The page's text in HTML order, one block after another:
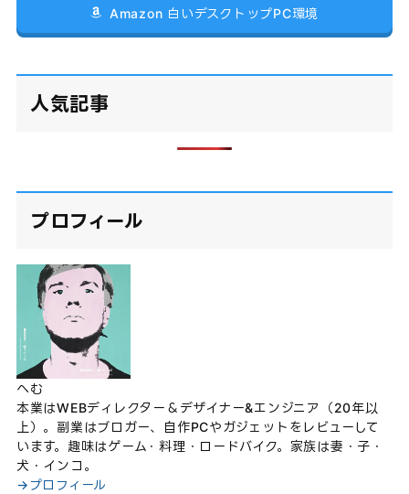
Amazon 白いデスクトップPC環境
人気記事
プロフィール
へむ
本業はWEBディレクター＆デザイナー&エンジニア（20年以
上）。副業はブロガー、自作PCやガジェットをレビューして
います。趣味はゲーム・料理・ロードバイク。家族は妻・子・
犬・インコ。
→プロフィール